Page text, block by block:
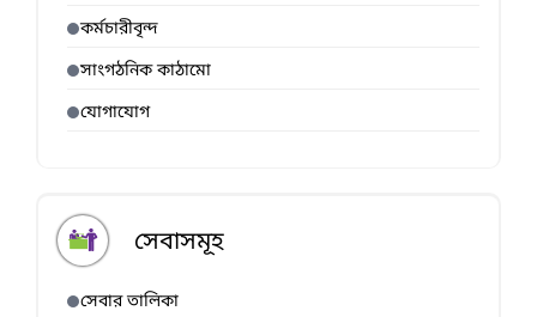
কর্মচারীবৃন্দ
সাংগঠনিক কাঠামো
যোগাযোগ
সেবাসমূহ
সেবার তালিকা